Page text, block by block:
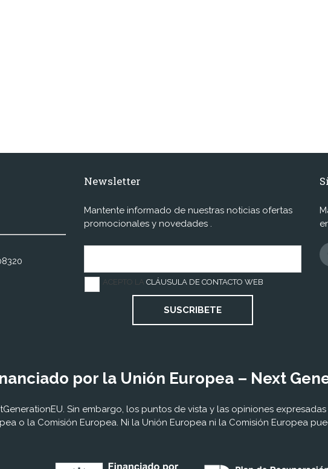
Newsletter
Mantente informado de nuestras noticias ofertas
promocionales y novedades .
ACEPTO LA CLÁUSULA DE CONTACTO WEB
SUSCRIBETE
por la Unión Europea – Next
Sin embargo, los puntos de vista y las opiniones
o la Comisión Europea. Ni la Unión Europea ni la Comisión Europea